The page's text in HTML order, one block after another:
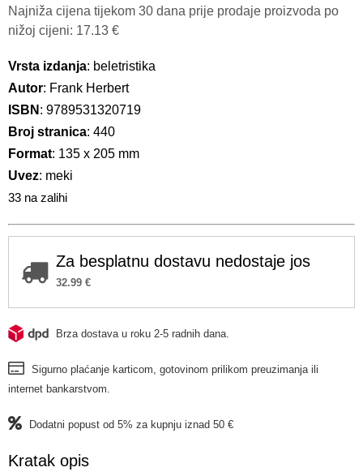
Najniža cijena tijekom 30 dana prije prodaje proizvoda po
nižoj cijeni: 17.13 €
Vrsta izdanja: beletristika
Autor: Frank Herbert
ISBN : 9789531320719
Broj stranica: 440
Format: 135 x 205 mm
Uvez: meki
33 na zalihi
Za besplatnu dostavu nedostaje jos
32.99 €
Brza dostava u roku 2-5 radnih dana.
Sigurno plaćanje karticom, gotovinom prilikom preuzimanja ili
internet bankarstvom.
Dodatni popust od 5% za kupnju iznad 50 €
Kratak opis